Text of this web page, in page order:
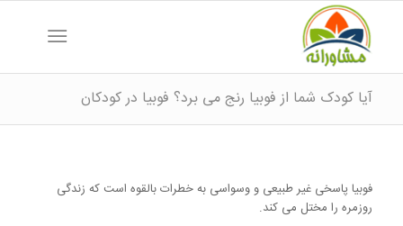
آیا کودک شما از فوبیا رنج می برد؟ فوبیا در کودکان
فوبیا پاسخی غیر طبیعی و وسواسی به خطرات بالقوه است که زندگی
روزمره را مختل می کند.